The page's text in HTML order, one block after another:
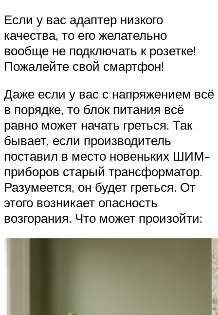
Если у вас адаптер низкого
качества, то его желательно
вообще не подключать к розетке!
Пожалейте свой смартфон!
Даже если у вас с напряжением всё
в порядке, то блок питания всё
равно может начать греться. Так
бывает, если производитель
поставил в место новеньких ШИМ-
приборов старый трансформатор.
Разумеется, он будет греться. От
этого возникает опасность
возгорания. Что может произойти: